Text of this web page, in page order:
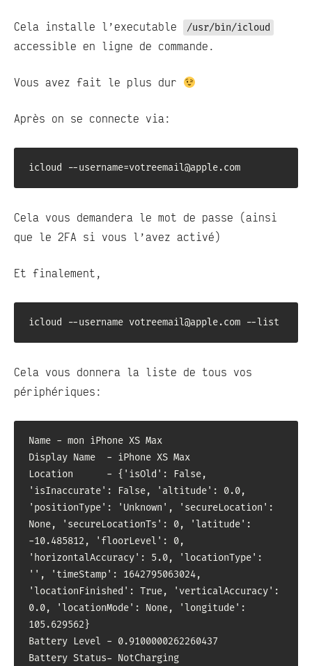
Cela installe l’executable /usr/bin/icloud
accessible en ligne de commande.
Vous avez fait le plus dur
Après on se connecte via:
icloud --username=votreemail@apple.com
Cela vous demandera le mot de passe (ainsi
que le 2FA si vous l’avez activé)
Et finalement,
icloud --username votreemail@apple.com --list
Cela vous donnera la liste de tous vos
périphériques:
Name - mon iPhone XS Max
Display Name  - iPhone XS Max
Location      - {'isOld': False,
'isInaccurate': False, 'altitude': 0.0,
'positionType': 'Unknown', 'secureLocation':
None, 'secureLocationTs': 0, 'latitude':
-10.485812, 'floorLevel': 0,
'horizontalAccuracy': 5.0, 'locationType':
'', 'timeStamp': 1642795063024,
'locationFinished': True, 'verticalAccuracy':
0.0, 'locationMode': None, 'longitude':
105.629562}
Battery Level - 0.9100000262260437
Battery Status- NotCharging